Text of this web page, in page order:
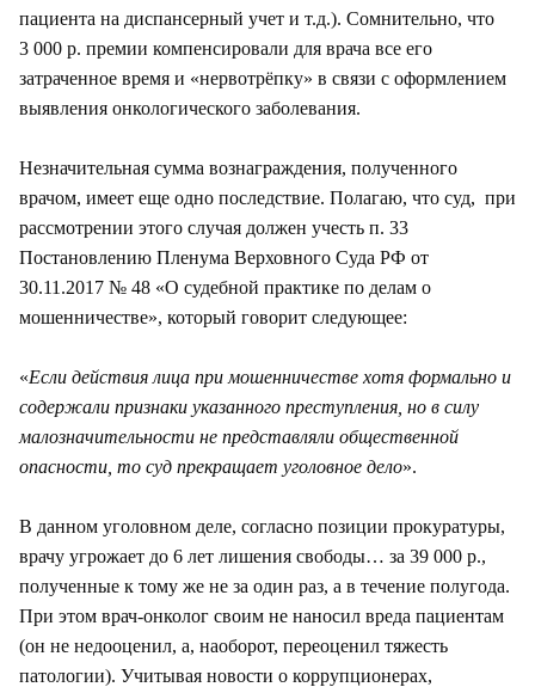
пациента на диспансерный учет и т.д.). Сомнительно, что
3 000 р. премии компенсировали для врача все его
затраченное время и «нервотрёпку» в связи с оформлением
выявления онкологического заболевания.
Незначительная сумма вознаграждения, полученного
врачом, имеет еще одно последствие. Полагаю, что суд, при
рассмотрении этого случая должен учесть п. 33
Постановлению Пленума Верховного Суда РФ от
30.11.2017 № 48 «О судебной практике по делам о
мошенничестве», который говорит следующее:
«Если действия лица при мошенничестве хотя формально и
содержали признаки указанного преступления, но в силу
малозначительности не представляли общественной
опасности, то суд прекращает уголовное дело».
В данном уголовном деле, согласно позиции прокуратуры,
врачу угрожает до 6 лет лишения свободы… за 39 000 р.,
полученные к тому же не за один раз, а в течение полугода.
При этом врач-онколог своим не наносил вреда пациентам
(он не недооценил, а, наоборот, переоценил тяжесть
патологии). Учитывая новости о коррупционерах,